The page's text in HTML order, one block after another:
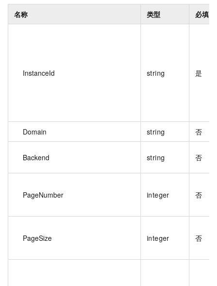
名称 类型 必填
InstanceId string 是
Domain string 否
Backend string 否
PageNumber integer 否
PageSize integer 否